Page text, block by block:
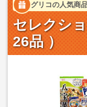
グリコの人気商
セレクシ
26品 ）